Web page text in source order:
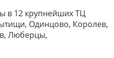
в 12 крупнейших ТЦ
Одинцово, Королев,
Люберцы,